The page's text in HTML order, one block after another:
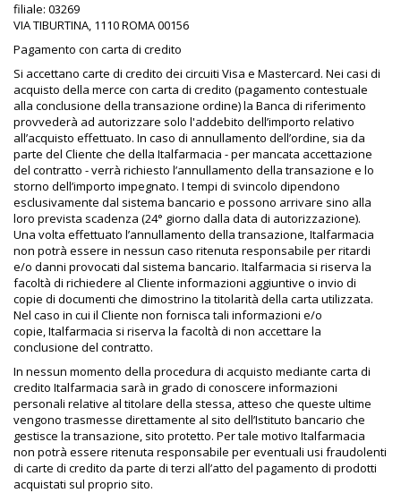
filiale: 03269
VIA TIBURTINA, 1110 ROMA 00156
Pagamento con carta di credito
Si accettano carte di credito dei circuiti Visa e Mastercard. Nei casi di
acquisto della merce con carta di credito (pagamento contestuale
alla conclusione della transazione ordine) la Banca di riferimento
provvederà ad autorizzare solo l'addebito dell’importo relativo
all’acquisto effettuato. In caso di annullamento dell’ordine, sia da
parte del Cliente che della Italfarmacia - per mancata accettazione
del contratto - verrà richiesto l’annullamento della transazione e lo
storno dell’importo impegnato. I tempi di svincolo dipendono
esclusivamente dal sistema bancario e possono arrivare sino alla
loro prevista scadenza (24° giorno dalla data di autorizzazione).
Una volta effettuato l’annullamento della transazione, Italfarmacia
non potrà essere in nessun caso ritenuta responsabile per ritardi
e/o danni provocati dal sistema bancario. Italfarmacia si riserva la
facoltà di richiedere al Cliente informazioni aggiuntive o invio di
copie di documenti che dimostrino la titolarità della carta utilizzata.
Nel caso in cui il Cliente non fornisca tali informazioni e/o
copie, Italfarmacia si riserva la facoltà di non accettare la
conclusione del contratto.
In nessun momento della procedura di acquisto mediante carta di
credito Italfarmacia sarà in grado di conoscere informazioni
personali relative al titolare della stessa, atteso che queste ultime
vengono trasmesse direttamente al sito dell’Istituto bancario che
gestisce la transazione, sito protetto. Per tale motivo Italfarmacia
non potrà essere ritenuta responsabile per eventuali usi fraudolenti
di carte di credito da parte di terzi all’atto del pagamento di prodotti
acquistati sul proprio sito.